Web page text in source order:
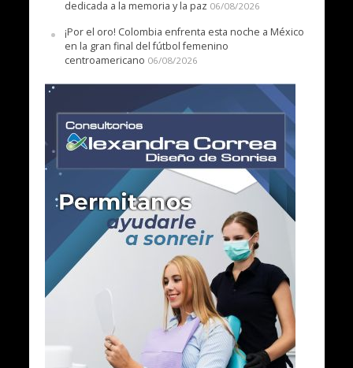
dedicada a la memoria y la paz 06/08/2026
¡Por el oro! Colombia enfrenta esta noche a México
en la gran final del fútbol femenino
centroamericano 06/08/2026